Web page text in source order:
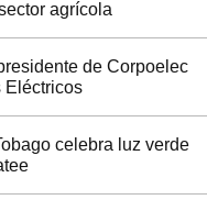
agrícola
de Corpoelec
Eléctricos
celebra luz verde